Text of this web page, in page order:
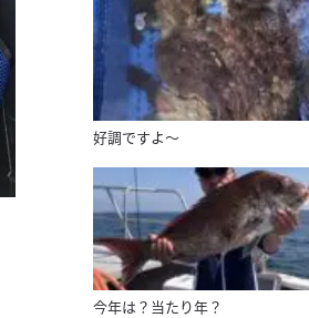
好調ですよ〜
今年は？当たり年？